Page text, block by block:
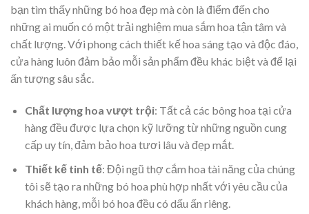
bạn tìm thấy những bó hoa đẹp mà còn là điểm đến cho
những ai muốn có một trải nghiệm mua sắm hoa tận tâm và
chất lượng. Với phong cách thiết kế hoa sáng tạo và độc đáo,
cửa hàng luôn đảm bảo mỗi sản phẩm đều khác biệt và để lại
ấn tượng sâu sắc.
Chất lượng hoa vượt trội: Tất cả các bông hoa tại cửa
hàng đều được lựa chọn kỹ lưỡng từ những nguồn cung
cấp uy tín, đảm bảo hoa tươi lâu và đẹp mắt.
Thiết kế tinh tế: Đội ngũ thợ cắm hoa tài năng của chúng
tôi sẽ tạo ra những bó hoa phù hợp nhất với yêu cầu của
khách hàng, mỗi bó hoa đều có dấu ấn riêng.